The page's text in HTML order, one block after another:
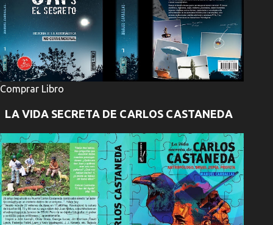
Comprar Libro
LA VIDA SECRETA DE CARLOS CASTANEDA